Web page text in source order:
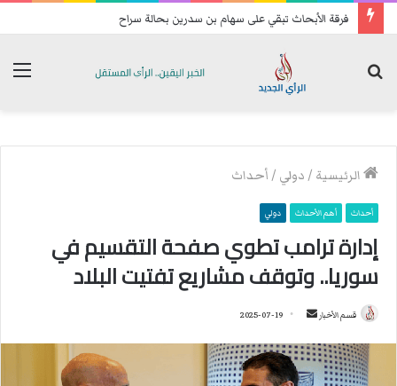
تحسبا للهجمات: فصائل عراقية تعيد رسم خريطة انتشارها الميداني
الرئيسية /دولي /أحداث
أحداث أهم الأحداث دولي
إدارة ترامب تطوي صفحة التقسيم في
سوريا.. وتوقف مشاريع تفتيت البلاد
قسم الأخبار
س
ل
2025-07-19